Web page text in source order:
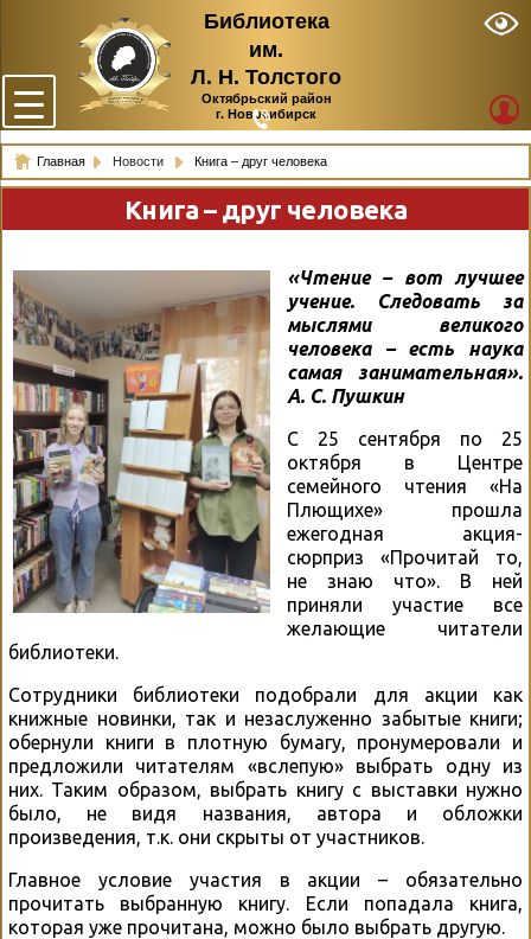
Библиотека
им.
Л. Н. Толстого
Октябрьский район
г. Новосибирск
Главная Новости Книга – друг человека
Книга – друг человека
«Чтение – вот лучшее
учение. Следовать за
мыслями великого
человека – есть наука
самая занимательная».
А. С. Пушкин
С 25 сентября по 25
октября в Центре
семейного чтения «На
Плющихе» прошла
ежегодная акция-
сюрприз «Прочитай то,
не знаю что». В ней
приняли участие все
желающие читатели
библиотеки.
Сотрудники библиотеки подобрали для акции как
книжные новинки, так и незаслуженно забытые книги;
обернули книги в плотную бумагу, пронумеровали и
предложили читателям «вслепую» выбрать одну из
них. Таким образом, выбрать книгу с выставки нужно
было, не видя названия, автора и обложки
произведения, т.к. они скрыты от участников.
Главное условие участия в акции – обязательно
прочитать выбранную книгу. Если попадала книга,
которая уже прочитана, можно было выбрать другую.